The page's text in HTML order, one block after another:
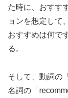
た時に、おすす
ョンを想定して
おすすめは何で
る。
そして、動詞の
名詞の「